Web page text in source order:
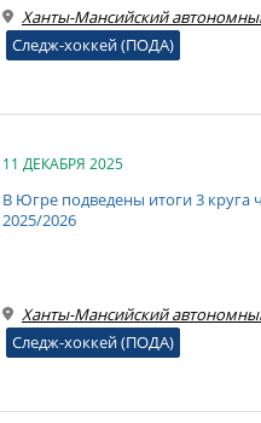
Ханты-Мансийский
Следж-хоккей (ПОДА)
11 ДЕКАБРЯ 2025
В Югре подведены итоги 3 круга
2025/2026
Ханты-Мансийский
Следж-хоккей (ПОДА)